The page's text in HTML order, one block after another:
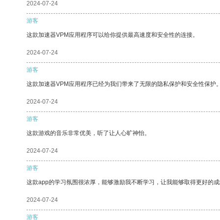
2024-07-24
游客
这款加速器VPM应用程序可以给你提供最高速度和安全性的连接。
2024-07-24
游客
这款加速器VPM应用程序已经为我们带来了无限的隐私保护和安全性保护
2024-07-24
游客
这款游戏的音乐非常优美，听了让人心旷神怡。
2024-07-24
游客
这款app的学习氛围很浓厚，能够激励我不断学习，让我能够取得更好的
2024-07-24
游客